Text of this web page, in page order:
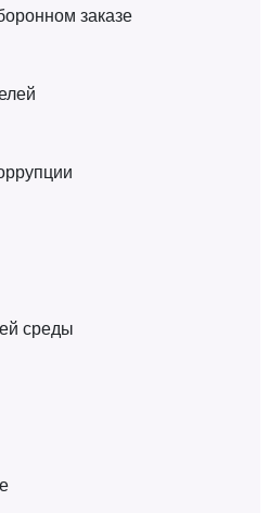
заказе
среды